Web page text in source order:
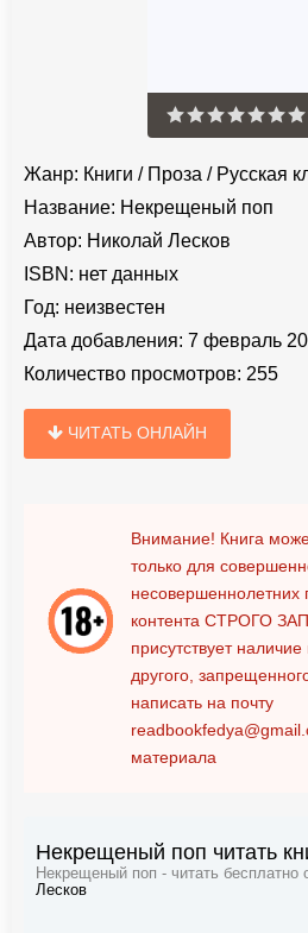
Жанр: Книги / Проза / Русская
Название: Некрещеный поп
Автор: Николай Лесков
ISBN: нет данных
Год: неизвестен
Дата добавления: 7 февраль
Количество просмотров: 255
ЧИТАТЬ ОНЛАЙН
Внимание! Книга
только для
несовершеннолетних
контента СТРОГО
присутствует
другого,
написать на почту
материала
Некрещеный поп читать
Некрещеный поп - читать бесплатно
Лесков